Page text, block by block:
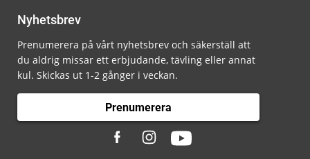
Nyhetsbrev
Prenumerera på vårt nyhetsbrev och säkerställ att
du aldrig missar ett erbjudande, tävling eller annat
kul. Skickas ut 1-2 gånger i veckan.
Prenumerera